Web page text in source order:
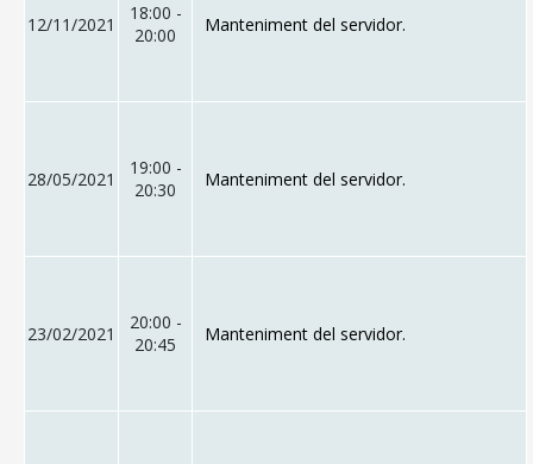
12/11/2021
18:00 -
20:00
Manteniment del servidor.
28/05/2021
19:00 -
20:30
Manteniment del servidor.
23/02/2021
20:00 -
20:45
Manteniment del servidor.